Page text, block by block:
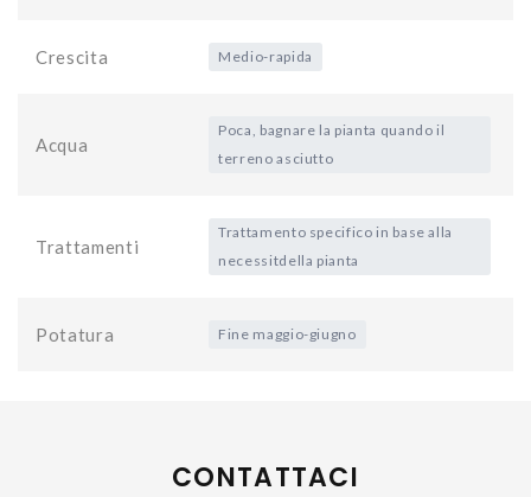
Crescita Medio-rapida
Acqua
Poca, bagnare la pianta quando il
terreno asciutto
Trattamenti
Trattamento specifico in base alla
necessitdella pianta
Potatura Fine maggio-giugno
CONTATTACI